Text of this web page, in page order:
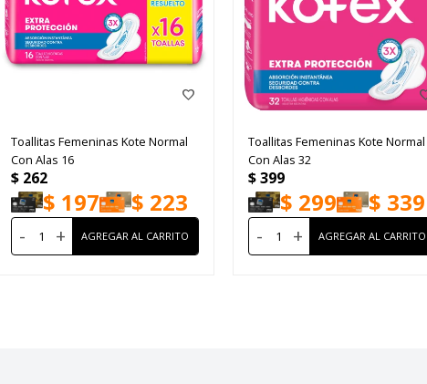
Toallitas Femeninas Kote Normal
Con Alas 16
$ 262
$ 197 $ 223
- +
Toallitas Femeninas Kote Normal
Con Alas 32
$399
$ 299 $ 339
- +